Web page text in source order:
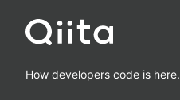
How developers code is here.